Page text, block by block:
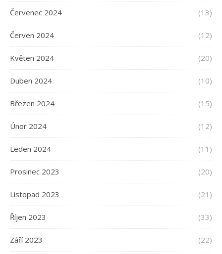
Červenec 2024 (13)
Červen 2024 (12)
Květen 2024 (20)
Duben 2024 (10)
Březen 2024 (15)
Únor 2024 (12)
Leden 2024 (11)
Prosinec 2023 (20)
Listopad 2023 (21)
Říjen 2023 (33)
Září 2023 (22)